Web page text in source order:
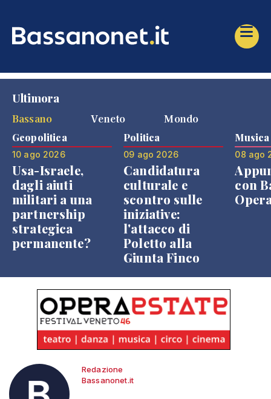
Ultimora
Bassano
Veneto Mondo
Geopolitica
10 ago 2026
Usa-Israele,
dagli aiuti
militari a una
partnership
strategica
permanente?
Politica
09 ago 2026
Candidatura
culturale e
scontro sulle
iniziative:
l'attacco di
Poletto alla
Giunta Finco
Musica
08 ago
con
Redazione
Bassanonet.it